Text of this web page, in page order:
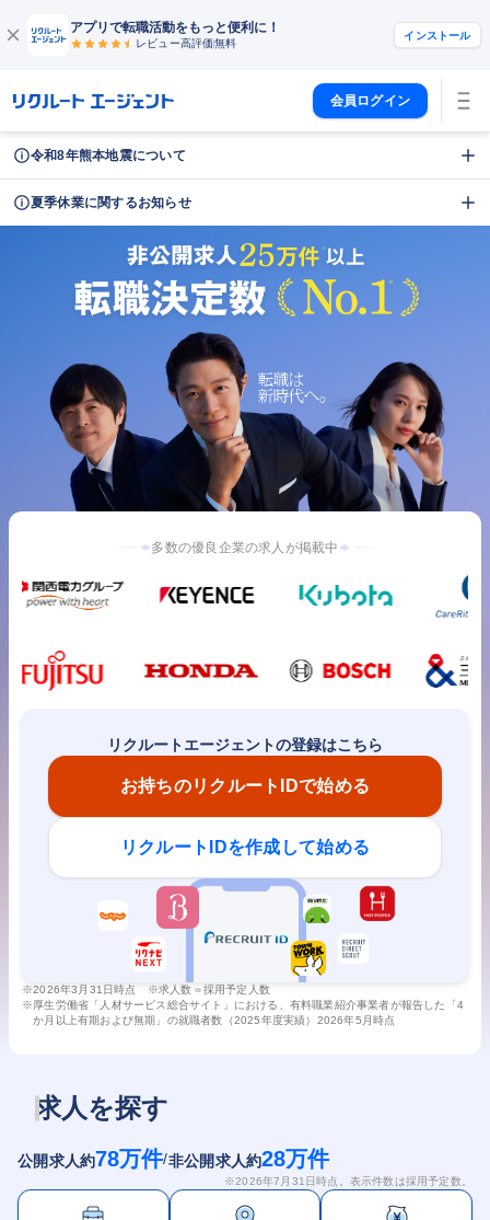
アプリで転職活動をもっと便利に！
レビュー高評価無料
インストール
会員ログイン
令和8年熊本地震について
夏季休業に関するお知らせ
多数の優良企業の求人が掲載中
リクルートエージェントの登録はこちら
お持ちのリクルートIDで始める
リクルートIDを作成して始める
※2026年3月31日時点 ※求人数＝採用予定人数
※厚生労働省「人材サービス総合サイト」における、有料職業紹介事業者が報告した「4
か月以上有期および無期」の就職者数（2025年度実績）2026年5月時点
求人を探す
公開求人約78万件/非公開求人約28万件
※2026年7月31日時点。表示件数は採用予定数。